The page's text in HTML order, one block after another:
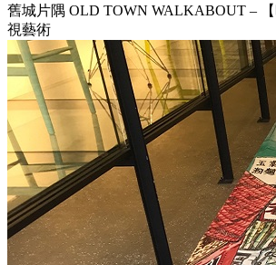
舊城片隅 OLD TOWN WALKABOUT –
視藝術